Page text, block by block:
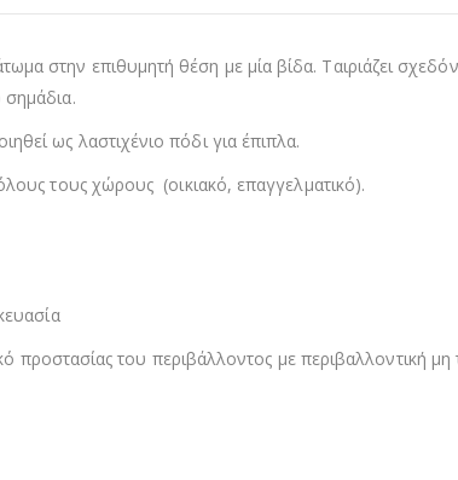
στην επιθυμητή θέση με μία βίδα. Ταιριάζει
σημάδια.
ως λαστιχένιο πόδι για έπιπλα.
τους χώρους (οικιακό, επαγγελματικό).
του περιβάλλοντος με περιβαλλοντική μη